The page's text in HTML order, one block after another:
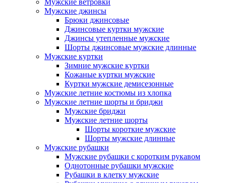
Мужские ветровки
Мужские джинсы
Брюки джинсовые
Джинсовые куртки мужские
Джинсы утепленные мужские
Шорты джинсовые мужские длинные
Мужские куртки
Зимние мужские куртки
Кожаные куртки мужские
Куртки мужские демисезонные
Мужские летние костюмы из хлопка
Мужские летние шорты и бриджи
Мужские бриджи
Мужские летние шорты
Шорты короткие мужские
Шорты мужские длинные
Мужские рубашки
Мужские рубашки с коротким рукавом
Однотонные рубашки мужские
Рубашки в клетку мужские